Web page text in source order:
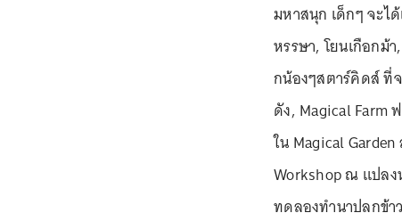
มหาสนุก เด็กๆ จะไ
หรรษา, โยนเกือกม้
กน้องๆสตาร์คิดส์ ที่จ
ดัง, Magical Farm
ใน Magical
Workshop ณ แปลง
ทดลองทำนาปลูกข้า